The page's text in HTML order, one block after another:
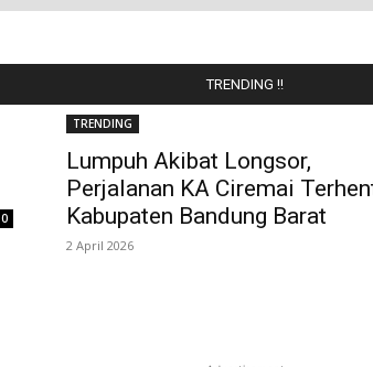
TRENDING !!
0
TRENDING
Lumpuh Akibat Longsor,
Perjalanan KA Ciremai
Kabupaten Bandung Barat
2 April 2026